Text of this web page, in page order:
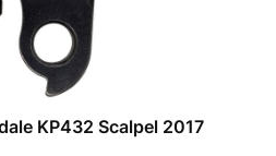
KP432 Scalpel 2017